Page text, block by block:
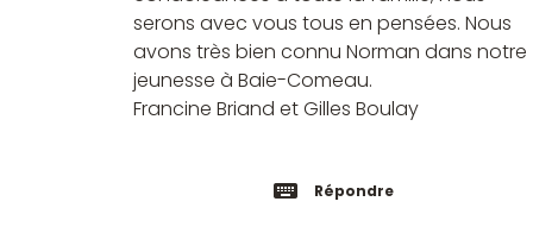
serons avec vous tous en pensées. Nous
avons très bien connu Norman dans notre
jeunesse à Baie-Comeau.
Francine Briand et Gilles Boulay
Répondre